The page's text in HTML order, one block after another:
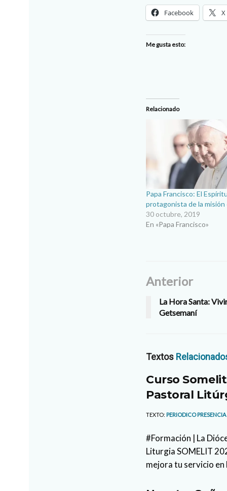
Facebook X
Me gusta esto:
Relacionado
Papa Francisco: El
protagonista de la misión
30 octubre, 2019
En «Papa Francisco»
Anterior
La Hora Santa:
Getsemaní
Textos
Curso
Pastoral
TEXTO: PERIODICO PRESENCIA
#Formación | La
Liturgia SOMELIT
mejora tu servicio en